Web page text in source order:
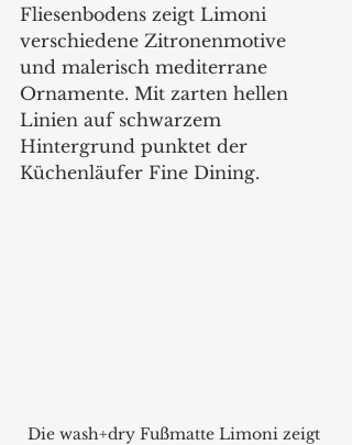
Fliesenbodens zeigt Limoni
verschiedene Zitronenmotive
und malerisch mediterrane
Ornamente. Mit zarten hellen
Linien auf schwarzem
Hintergrund punktet der
Küchenläufer Fine Dining.
Die wash+dry Fußmatte Limoni zeigt